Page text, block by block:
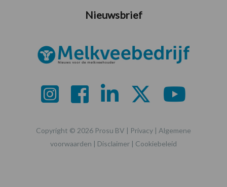
Nieuwsbrief
Copyright © 2026 Prosu BV | Privacy | Algemene
voorwaarden | Disclaimer | Cookiebeleid